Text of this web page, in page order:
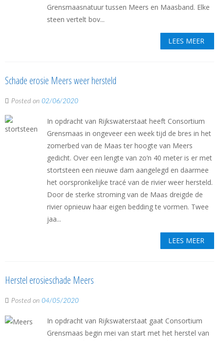
Grensmaasnatuur tussen Meers en Maasband. Elke
steen vertelt bov...
LEES MEER
Schade erosie Meers weer hersteld
Posted on 02/06/2020
In opdracht van Rijkswaterstaat heeft Consortium
Grensmaas in ongeveer een week tijd de bres in het
zomerbed van de Maas ter hoogte van Meers
gedicht. Over een lengte van zo’n 40 meter is er met
stortsteen een nieuwe dam aangelegd en daarmee
het oorspronkelijke tracé van de rivier weer hersteld.
Door de sterke stroming van de Maas dreigde de
rivier opnieuw haar eigen bedding te vormen. Twee
jaa...
LEES MEER
Herstel erosieschade Meers
Posted on 04/05/2020
In opdracht van Rijkswaterstaat gaat Consortium
Grensmaas begin mei van start met het herstel van